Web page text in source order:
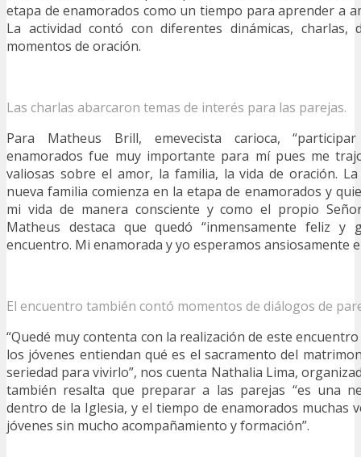
etapa de enamorados como un tiempo para aprender a
La actividad contó con diferentes dinámicas,
momentos de oración.
Las charlas abarcaron temas de interés para las parejas.
Para Matheus Brill, emevecista carioca,
enamorados fue muy importante para mí pues me
valiosas sobre el amor, la familia, la vida de oración.
nueva familia comienza en la etapa de enamorados y
mi vida de manera consciente y como el propio Señor
Matheus destaca que quedó “inmensamente feliz
encuentro. Mi enamorada y yo esperamos ansiosamente
El encuentro también contó momentos de diálogos de
“Quedé muy contenta con la realización de este
los jóvenes entiendan qué es el sacramento del
seriedad para vivirlo”, nos cuenta Nathalia Lima,
también resalta que preparar a las parejas “es una
dentro de la Iglesia, y el tiempo de enamorados muchas
jóvenes sin mucho acompañamiento y formación”.